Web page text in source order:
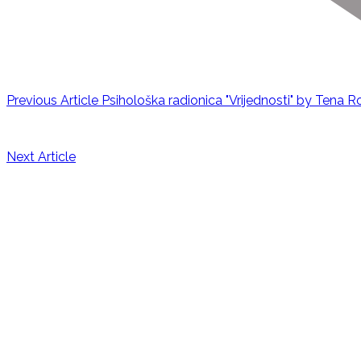
Previous Article Psihološka radionica "Vrijednosti" by Tena
Next Article